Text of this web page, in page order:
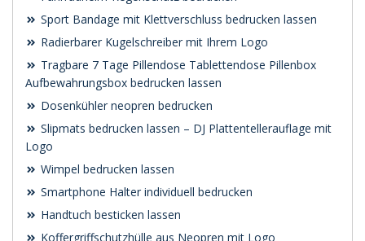
Sport Bandage mit Klettverschluss bedrucken lassen
Radierbarer Kugelschreiber mit Ihrem Logo
Tragbare 7 Tage Pillendose Tablettendose Pillenbox
Aufbewahrungsbox bedrucken lassen
Dosenkühler neopren bedrucken
Slipmats bedrucken lassen – DJ Plattentellerauflage mit
Logo
Wimpel bedrucken lassen
Smartphone Halter individuell bedrucken
Handtuch besticken lassen
Koffergriffschutzhülle aus Neopren mit Logo